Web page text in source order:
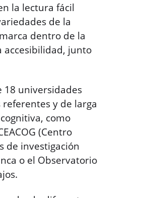
la lectura fácil
de la
dentro de la
accesibilidad, junto
18 universidades
y de larga
como
(Centro
de investigación
o el Observatorio